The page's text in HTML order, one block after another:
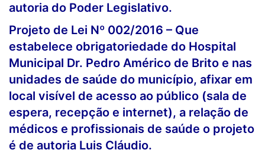
autoria do Poder Legislativo.
Projeto de Lei Nº 002/2016 – Que
estabelece obrigatoriedade do Hospital
Municipal Dr. Pedro Américo de Brito e nas
unidades de saúde do município, afixar em
local visível de acesso ao público (sala de
espera, recepção e internet), a relação de
médicos e profissionais de saúde o projeto
é de autoria Luis Cláudio.